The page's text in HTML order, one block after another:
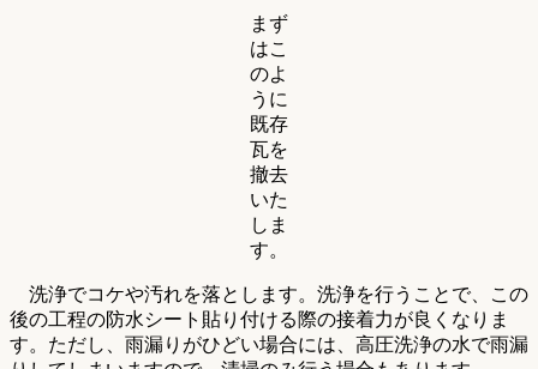
まず
はこ
のよ
うに
既存
瓦を
撤去
いた
しま
す。
洗浄でコケや汚れを落とします。洗浄を行うことで、この
後の工程の防水シート貼り付ける際の接着力が良くなりま
す。ただし、雨漏りがひどい場合には、高圧洗浄の水で雨漏